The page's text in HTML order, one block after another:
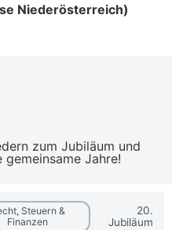
Niederösterreich)
zum Jubiläum und
Jahre!
Steuern &
Finanzen
20.
Jubiläum